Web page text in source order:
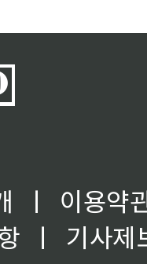
ㅣ
이용약
ㅣ
기사제